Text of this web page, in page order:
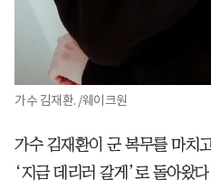
가수 김재환. /웨이크원
가수 김재환이 군 복무를 마치
‘지금 데리러 갈게’로 돌아왔